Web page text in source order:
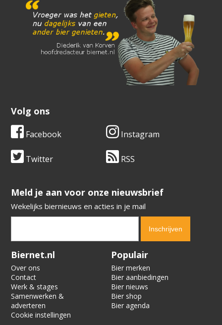
Volg ons
Facebook Instagram
Twitter RSS
​​​​​​​Meld je aan voor onze nieuwsbrief
Wekelijks biernieuws en acties in je mail
Verification code:
Biernet.nl
Over ons
Contact
Werk & stages
Samenwerken &
adverteren
Cookie instellingen
Populair
Bier merken
Bier aanbiedingen
Bier nieuws
Bier shop
Bier agenda